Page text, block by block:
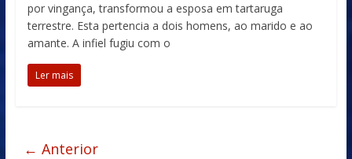
por vingança, transformou a esposa em tartaruga
terrestre. Esta pertencia a dois homens, ao marido e ao
amante. A infiel fugiu com o
Ler mais
← Anterior